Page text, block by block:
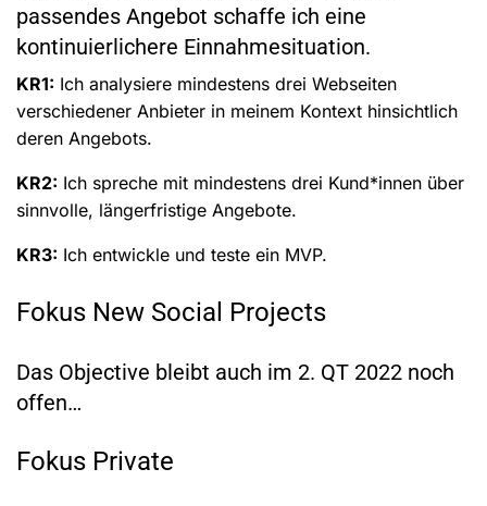
passendes Angebot schaffe ich eine
kontinuierlichere Einnahmesituation.
KR1: Ich analysiere mindestens drei Webseiten
verschiedener Anbieter in meinem Kontext hinsichtlich
deren Angebots.
KR2: Ich spreche mit mindestens drei Kund*innen über
sinnvolle, längerfristige Angebote.
KR3: Ich entwickle und teste ein MVP.
Fokus New Social Projects
Das Objective bleibt auch im 2. QT 2022 noch
offen…
Fokus Private